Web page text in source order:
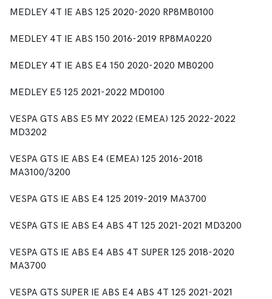
MEDLEY 4T IE ABS 125 2020-2020 RP8MB0100
MEDLEY 4T IE ABS 150 2016-2019 RP8MA0220
MEDLEY 4T IE ABS E4 150 2020-2020 MB0200
MEDLEY E5 125 2021-2022 MD0100
VESPA GTS ABS E5 MY 2022 (EMEA) 125 2022-2022
MD3202
VESPA GTS IE ABS E4 (EMEA) 125 2016-2018
MA3100/3200
VESPA GTS IE ABS E4 125 2019-2019 MA3700
VESPA GTS IE ABS E4 ABS 4T 125 2021-2021 MD3200
VESPA GTS IE ABS E4 ABS 4T SUPER 125 2018-2020
MA3700
VESPA GTS SUPER IE ABS E4 ABS 4T 125 2021-2021